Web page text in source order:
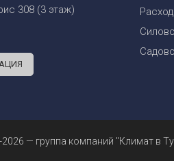
308 (3 этаж)
— группа компаний "Климат в